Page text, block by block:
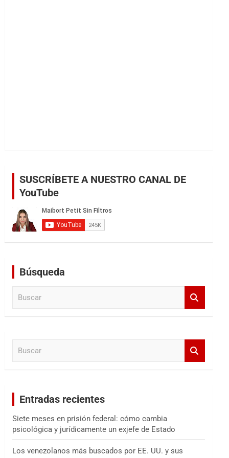
SUSCRÍBETE A NUESTRO CANAL DE
YouTube
Búsqueda
Entradas recientes
Siete meses en prisión federal: cómo cambia
psicológica y jurídicamente un exjefe de Estado
Los venezolanos más buscados por EE. UU. y sus